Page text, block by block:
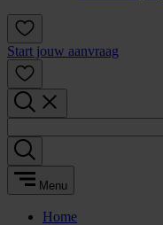
Start jouw aanvraag
Menu
Home